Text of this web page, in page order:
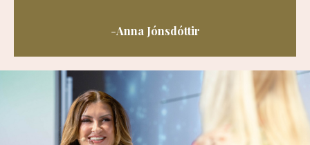
-Anna Jónsdóttir